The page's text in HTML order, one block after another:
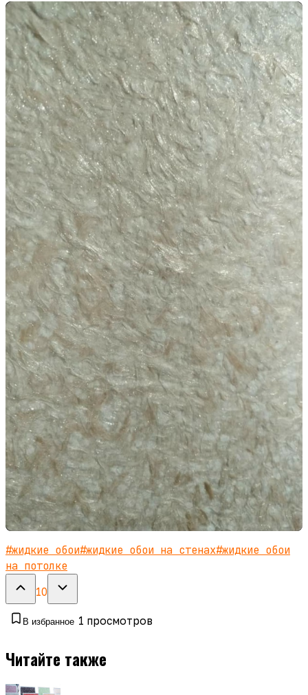
#жидкие обои#жидкие обои на стенах#жидкие обои
на потолке
10
В избранное 1 просмотров
Читайте также